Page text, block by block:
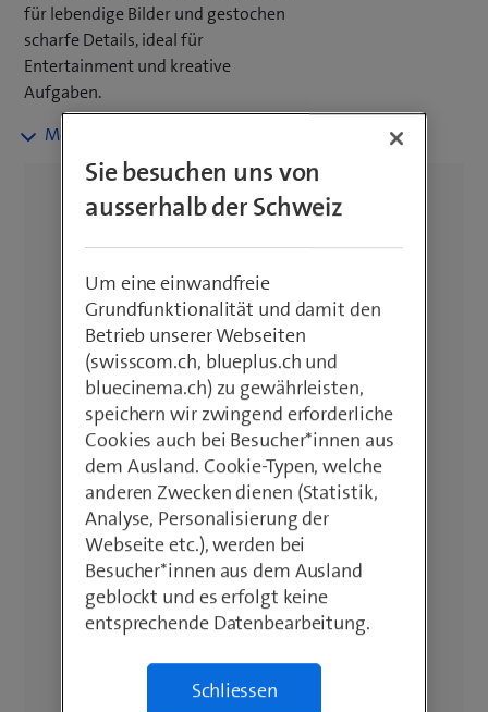
für lebendige Bilder und gestochen
scharfe Details, ideal für
Entertainment und kreative
Aufgaben.
Nutzen Sie die beeindruckende
Vielseitigkeit für Arbeit, Studium und
Freizeit. Entdecken Sie die
Möglichkeiten des intuitiven S Pens
(bei ausgewählten Modellen) für
präzise Eingaben, Notizen und
kreative Entfaltung. Kombinieren Sie
Ihr neues Samsung Tablet mit einem
blue Mobile Abo und geniessen Sie
das beste Netz der Schweiz.
Profitieren Sie von kostenloser
Lieferung ab einem Bestellwert von
CHF 50.–, 14 Tagen Rückgaberecht
und 2 Jahren Garantie.
Sie besuchen uns von
ausserhalb der Schweiz
Um eine einwandfreie
Grundfunktionalität und damit den
Betrieb unserer Webseiten
(swisscom.ch, blueplus.ch und
bluecinema.ch) zu gewährleisten,
speichern wir zwingend erforderliche
Cookies auch bei Besucher*innen aus
dem Ausland. Cookie-Typen, welche
anderen Zwecken dienen (Statistik,
Analyse, Personalisierung der
Webseite etc.), werden bei
Besucher*innen aus dem Ausland
geblockt und es erfolgt keine
entsprechende Datenbearbeitung.
Schliessen